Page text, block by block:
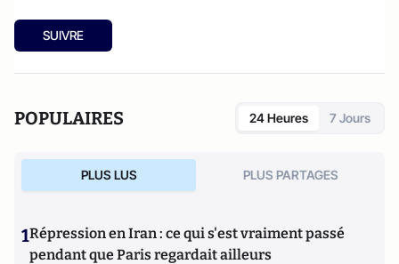
SUIVRE
POPULAIRES 24 Heures 7 Jours
PLUS LUS PLUS PARTAGES
1Répression en Iran : ce qui s'est vraiment passé
pendant que Paris regardait ailleurs